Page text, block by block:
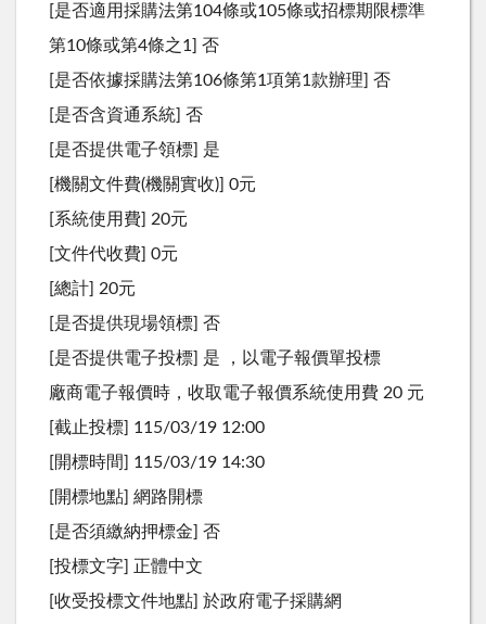
[是否適用採購法第104條或105條或招標期限標準
第10條或第4條之1] 否
[是否依據採購法第106條第1項第1款辦理] 否
[是否含資通系統] 否
[是否提供電子領標] 是
[機關文件費(機關實收)] 0元
[系統使用費] 20元
[文件代收費] 0元
[總計] 20元
[是否提供現場領標] 否
[是否提供電子投標] 是 ，以電子報價單投標
廠商電子報價時，收取電子報價系統使用費 20 元
[截止投標] 115/03/19 12:00
[開標時間] 115/03/19 14:30
[開標地點] 網路開標
[是否須繳納押標金] 否
[投標文字] 正體中文
[收受投標文件地點] 於政府電子採購網